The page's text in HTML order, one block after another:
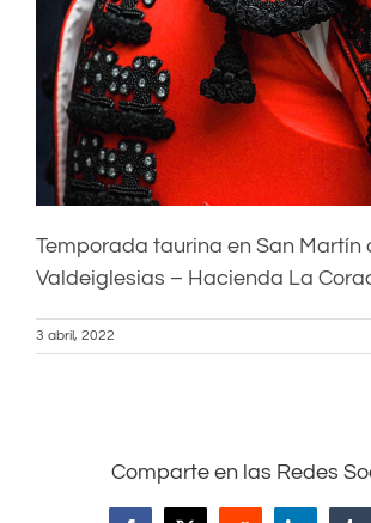
Temporada taurina en San Martín
Valdeiglesias – Hacienda La
3 abril, 2022
Comparte en las Redes